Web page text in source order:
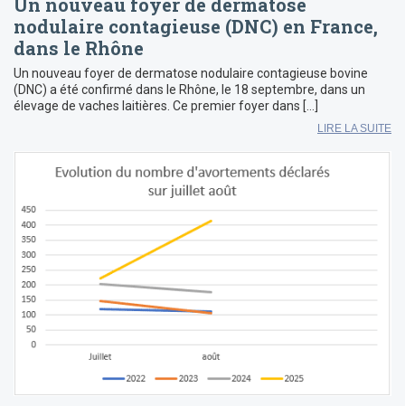
Un nouveau foyer de dermatose
nodulaire contagieuse (DNC) en France,
dans le Rhône
Un nouveau foyer de dermatose nodulaire contagieuse bovine
(DNC) a été confirmé dans le Rhône, le 18 septembre, dans un
élevage de vaches laitières. Ce premier foyer dans […]
LIRE LA SUITE